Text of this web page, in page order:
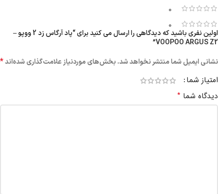
0
0
اولین نفری باشید که دیدگاهی را ارسال می کنید برای “پاد آرگاس زد 2 ووپو –
VOOPOO ARGUS Z2”
نشانی ایمیل شما منتشر نخواهد شد.بخش‌های موردنیاز علامت‌گذاری شده‌اند*
امتیاز شما
دیدگاه شما *